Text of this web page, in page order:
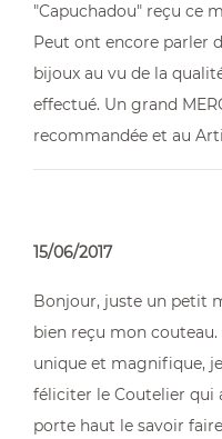
"Capuchadou" reçu ce
Peut ont encore parler
bijoux au vu de la
effectué. Un grand
recommandée et au
15/06/2017
Bonjour, juste un petit
bien reçu mon
unique et magnifique,
féliciter le Coutelier qui
porte haut le savoir